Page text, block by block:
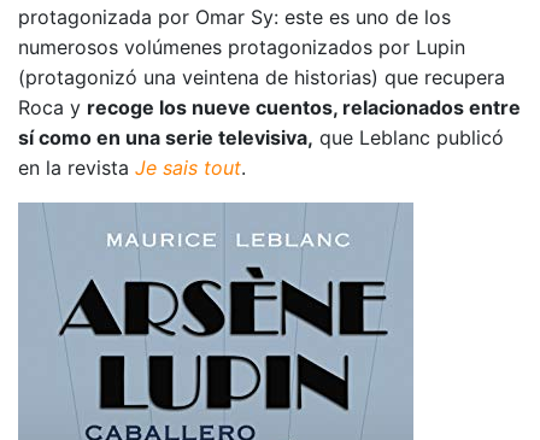
protagonizada por Omar Sy: este es uno de los
numerosos volúmenes protagonizados por Lupin
(protagonizó una veintena de historias) que recupera
Roca y recoge los nueve cuentos, relacionados entre
sí como en una serie televisiva, que Leblanc publicó
en la revista Je sais tout.